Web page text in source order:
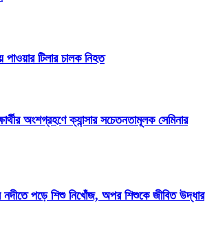
পাওয়ার টিলার চালক নিহত
অংশগ্রহণে ক্যান্সার সচেতনতামূলক সেমিনার
নদীতে পড়ে শিশু নিখোঁজ, অপর শিশুকে জীবিত উদ্ধার